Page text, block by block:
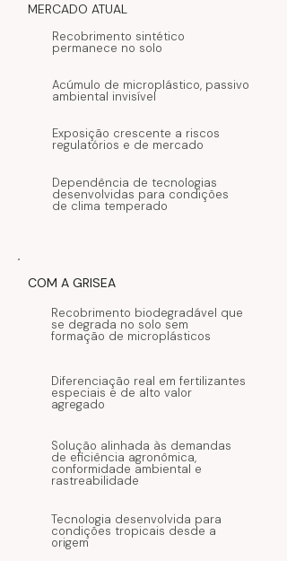
MERCADO ATUAL
Recobrimento sintético
permanece no solo
Acúmulo de microplástico, passivo
ambiental invisível
Exposição crescente a riscos
regulatórios e de mercado
Dependência de tecnologias
desenvolvidas para condições
de clima temperado
COM A GRISEA
Recobrimento biodegradável que
se degrada no solo sem
formação de microplásticos
Diferenciação real em fertilizantes
especiais e de alto valor
agregado
Solução alinhada às demandas
de eficiência agronômica,
conformidade ambiental e
rastreabilidade
Tecnologia desenvolvida para
condições tropicais desde a
origem